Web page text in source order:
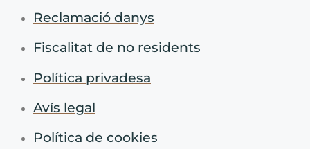
Reclamació danys
Fiscalitat de no residents
Política privadesa
Avís legal
Política de cookies